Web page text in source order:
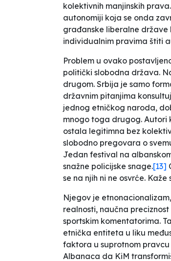
kolektivnih manjinskih
autonomiji koja se onda
građanske liberalne
individualnim pravima štiti
Problem u ovako
politički slobodna država.
drugom. Srbija je samo
državnim pitanjima
jednog etničkog naroda,
mnogo toga drugog. Autori
ostala legitimna bez
slobodno pregovara o
Jedan festival na
snažne policijske snage.[13]
se na njih ni ne osvrće. Kaže
Njegov je
realnosti, naučna
sportskim komentatorima.
etnička entiteta u liku
faktora u suprotnom pravcu
Albanaca da KiM